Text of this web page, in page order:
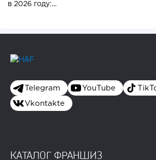
в 2026 году:...
Telegram YouTube
Vkontakte
КАТАЛОГ ФРАНШИЗ